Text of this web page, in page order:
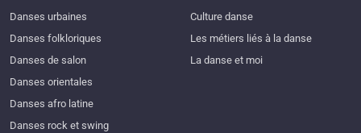
Danses urbaines
Danses folkloriques
Danses de salon
Danses orientales
Danses afro latine
Danses rock et swing
Culture danse
Les métiers liés à la danse
La danse et moi